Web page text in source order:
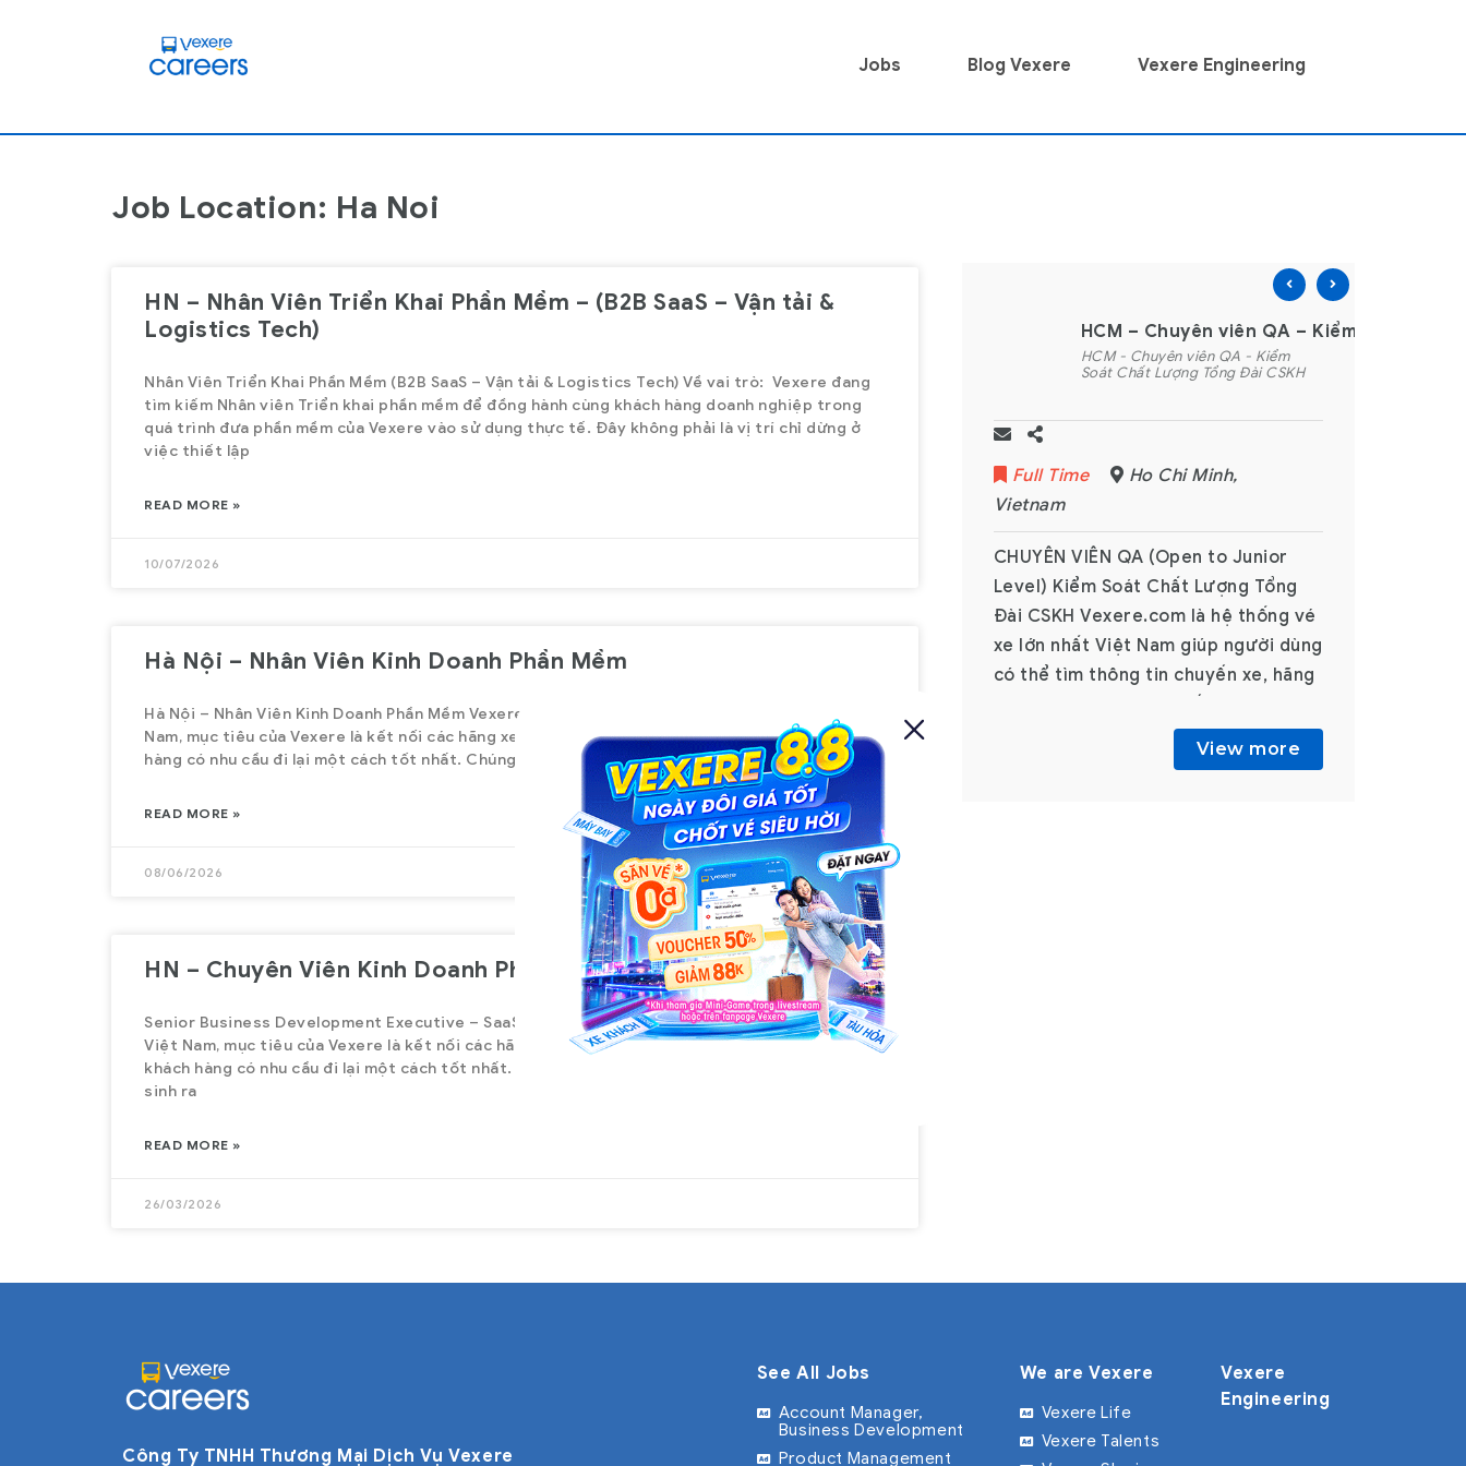
Jobs Blog Vexere Vexere Engineering
Job Location: Ha Noi
HN – Nhân Viên Triển Khai Phần Mềm – (B2B SaaS – Vận tải &
Logistics Tech)
Nhân Viên Triển Khai Phần Mềm (B2B SaaS – Vận tải & Logistics Tech) Về vai trò: Vexere đang
tìm kiếm Nhân viên Triển khai phần mềm để đồng hành cùng khách hàng doanh nghiệp trong
quá trình đưa phần mềm của Vexere vào sử dụng thực tế. Đây không phải là vị trí chỉ dừng ở
việc thiết lập
READ MORE »
10/07/2026
Hà Nội – Nhân Viên Kinh Doanh Phần Mềm
Hà Nội – Nhân Viên Kinh Doanh Phần Mềm Vexere – Hệ thống đặt vé xe online lớn nhất Việt
Nam, mục tiêu của Vexere là kết nối các hãng xe bằng công nghệ hiện đại để phục vụ khách
hàng có nhu cầu đi lại một cách tốt nhất. Chúng tôi tin rằng một công ty – tổ chức
READ MORE »
08/06/2026
HN – Chuyên Viên Kinh Doanh Phần Mềm SaaS
Senior Business Development Executive – SaaS Vexere – Hệ thống đặt vé xe online lớn nhất
Việt Nam, mục tiêu của Vexere là kết nối các hãng xe bằng công nghệ hiện đại để phục vụ
khách hàng có nhu cầu đi lại một cách tốt nhất. Chúng tôi tin rằng một công ty – tổ chức được
sinh ra
READ MORE »
26/03/2026
HCM – Nhân viên CSKH Part-time – Ca Đêm
Ca Đêm
Vietnam
Nhân viên CSKH Part-time – Ca Đêm
và mua vé trực tuyến với hàng triệu
lượt truy cập mỗi tháng. Vexere
đang hợp tác bán vé với hơn 600 nhà
xe, phủ rộng hầu hết các tuyến
View more
HCM – Junior Fullstack Developer (ReactJS + NodeJS)
(ReactJS + NodeJS)
travels VeXeRe is Vietnam’s No.1
online bus ticketing platform,
operators and serving millions of
passengers every month. We
pioneer technology to modernize
the transportation industry, bringing
users a fast, seamless, and
optimized booking experience.
Beyond buses, VeXeRe is expanding
into flights, trains, and
View more
HCM – Chuyên viên QA – Kiểm Soát Chất
HCM - Chuyên viên QA - Kiểm
Soát Chất Lượng Tổng Đài CSKH
Full Time Ho Chi Minh,
Vietnam
CHUYÊN VIÊN QA (Open to Junior
Level) Kiểm Soát Chất Lượng Tổng
Đài CSKH Vexere.com là hệ thống vé
xe lớn nhất Việt Nam giúp người dùng
có thể tìm thông tin chuyến xe, hãng
triệu lượt truy cập mỗi
tháng. Vexere đang hợp tác bán vé
View more
Công Ty TNHH Thương Mại Dịch Vụ Vexere
See All Jobs
Account Manager,
Business Development
Product Management
We are Vexere
Vexere Life
Vexere Talents
Vexere
Engineering